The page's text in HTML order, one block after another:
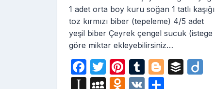
1 adet orta boy kuru soğan 1 tatlı kaşığı
toz kırmızı biber (tepeleme) 4/5 adet
yeşil biber Çeyrek çengel sucuk (istege
göre miktar ekleyebilirsiniz…
F
a
T
w
Pi
nt
T
u
Bl B
In M O V